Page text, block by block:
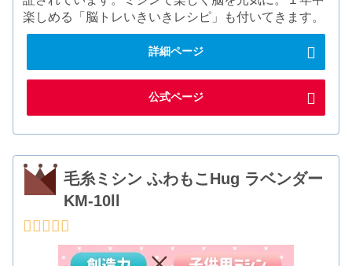
楽しめる「脳トレいきいきレシピ」も付いてきます。
詳細ページ
公式ページ
毛糸ミシン ふわもこHug ラベンダー
KM-10ll